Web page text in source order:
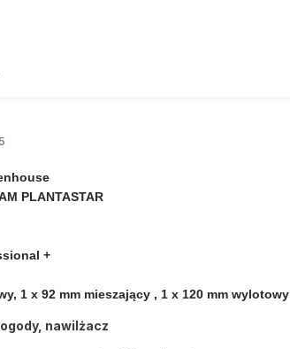
PLANTASTAR
+
1 x 92 mm mieszający , 1 x 120 mm wylotowy
nawilżacz